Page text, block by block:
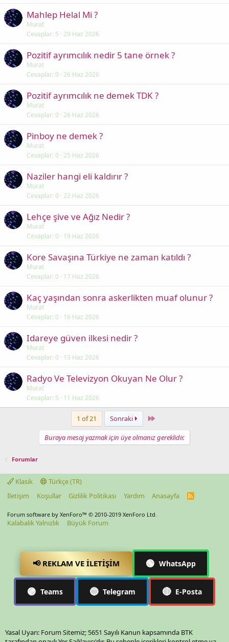
Mahlep Helal Mi ?
Murat
Cevaplar 5 29 Haz 2026
Pozitif ayrımcılık nedir 5 tane örnek ?
Murat
Cevaplar 0 26 Haz 2026
Pozitif ayrımcılık ne demek TDK ?
Murat
Cevaplar 0 26 Haz 2026
Pinboy ne demek ?
Murat
Cevaplar 0 25 Haz 2026
Naziler hangi eli kaldırır ?
Murat
Cevaplar 0 22 Haz 2026
Lehçe şive ve Ağız Nedir ?
Murat
Cevaplar 0 19 Haz 2026
Kore Savaşına Türkiye ne zaman katıldı ?
Murat
Cevaplar 0 17 Haz 2026
Kaç yaşından sonra askerlikten muaf olunur ?
Murat
Cevaplar 0 16 Haz 2026
Idareye güven ilkesi nedir ?
Murat
Cevaplar 0 13 Haz 2026
Radyo Ve Televizyon Okuyan Ne Olur ?
Murat
Cevaplar 5 11 Haz 2026
1 of 21 Sonraki Last
Buraya mesaj yazmak için üye olmanız gereklidir.
Forumlar
Klasik
Türkçe (TR)
İletişim
Koşullar Gizlilik Politikası Yardım Anasayfa
R
Forum software by XenForo™ © 2010-2019 XenForo Ltd.
Kalabalık Yalnızlık Büyük Forum
📢 REKLAM VE İLETIŞIM 🟢 WhatsApp
🟣 Teams 🔵 Telegram 🔴 E-Posta
Yasal Uyarı: Forum Sitemiz; 5651 Sayılı Kanun kapsamında BTK